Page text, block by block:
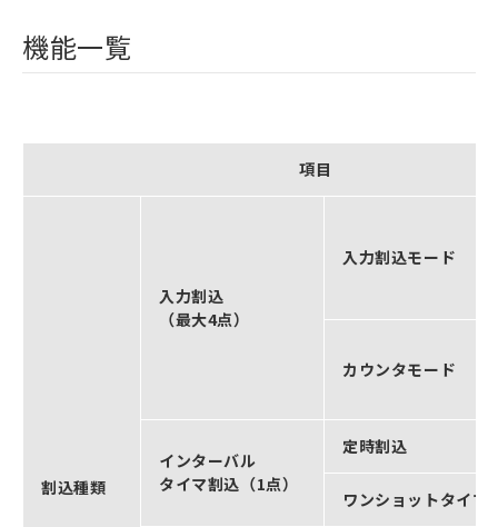
機能一覧
項目
割込種類
入力割込
（最大4点）
入力割込モード
カウンタモード
インターバル
タイマ割込（1点）
定時割込
ワンショットタイマ